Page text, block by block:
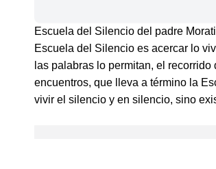
Escuela del Silencio del padre
Escuela del Silencio es acercar lo
las palabras lo permitan, el
encuentros, que lleva a término la
vivir el silencio y en silencio, sino